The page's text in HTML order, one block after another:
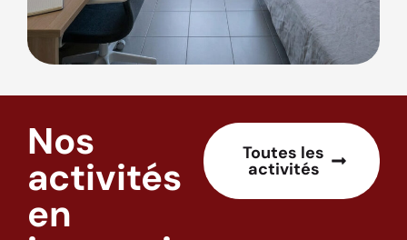
Nos
activités
en
Toutes les
activités